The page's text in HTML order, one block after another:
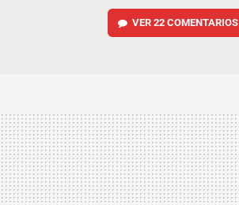
VER 22 COMENTARIOS